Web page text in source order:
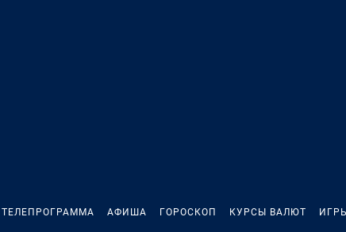
ТЕЛЕПРОГРАММА АФИША ГОРОСКОП КУРСЫ ВАЛЮТ